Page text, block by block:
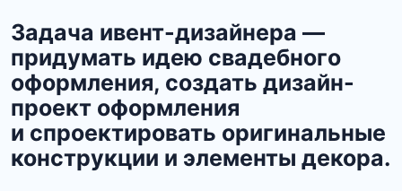
Задача ивент-дизайнера —
придумать идею свадебного
оформления, создать дизайн-
проект оформления
и спроектировать оригинальные
конструкции и элементы декора.